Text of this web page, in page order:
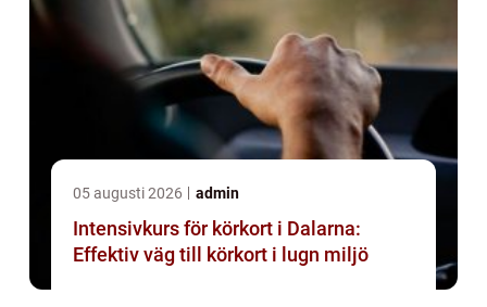
05 augusti 2026 admin
Intensivkurs för körkort i Dalarna:
Effektiv väg till körkort i lugn miljö